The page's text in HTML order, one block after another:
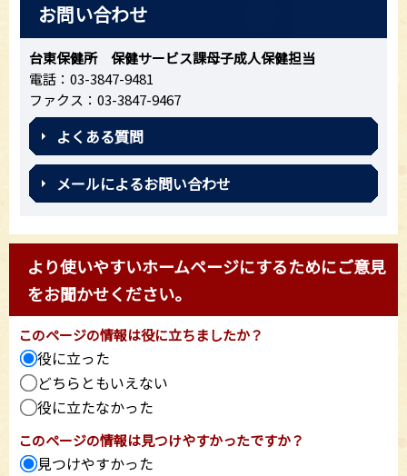
お問い合わせ
台東保健所 保健サービス課母子成人保健担当
電話：03-3847-9481
ファクス：03-3847-9467
よくある質問
メールによるお問い合わせ
より使いやすいホームページにするためにご意見
をお聞かせください。
このページの情報は役に立ちましたか？
役に立った
どちらともいえない
役に立たなかった
このページの情報は見つけやすかったですか？
見つけやすかった